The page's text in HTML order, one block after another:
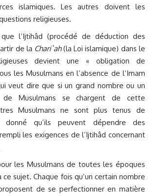
islamiques. Les autres doivent les
religieuses.
l’Ijtihâd (procédé de déduction des
de la Chari`ah(la Loi islamique) dans le
devient une « obligation de
les Musulmans en l’absence de l’Imam
veut dire que si un grand nombre ou un
de Musulmans se chargent de cette
Musulmans ne sont plus tenus de
donné qu’ils peuvent dépendre des
les exigences de l’Ijtihâd concernant
les Musulmans de toutes les époques
sujet. Chaque fois qu’un certain nombre
de se perfectionner en matière